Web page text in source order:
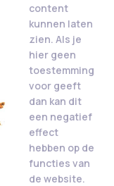
content
kunnen laten
zien. Als je
hier geen
toestemming
voor geeft
dan kan dit
een negatief
effect
hebben op de
functies van
de website.